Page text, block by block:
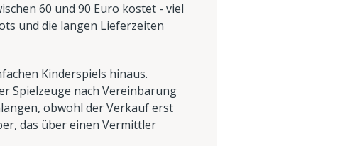
60 und 90 Euro kostet - viel
und die langen Lieferzeiten
Kinderspiels hinaus.
Spielzeuge nach Vereinbarung
obwohl der Verkauf erst
das über einen Vermittler